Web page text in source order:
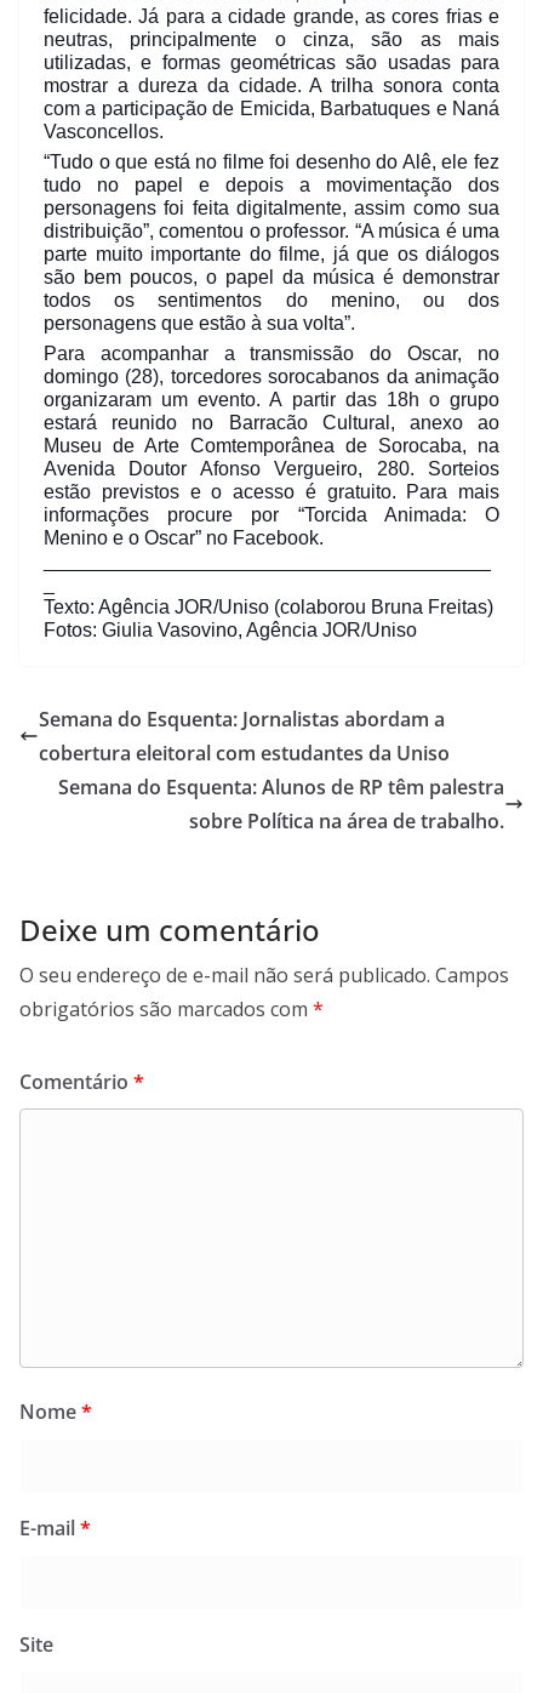
felicidade. Já para a cidade grande, as cores frias e
neutras, principalmente o cinza, são as mais
utilizadas, e formas geométricas são usadas para
mostrar a dureza da cidade. A trilha sonora conta
com a participação de Emicida, Barbatuques e Naná
Vasconcellos.
“Tudo o que está no filme foi desenho do Alê, ele fez
tudo no papel e depois a movimentação dos
personagens foi feita digitalmente, assim como sua
distribuição”, comentou o professor. “A música é uma
parte muito importante do filme, já que os diálogos
são bem poucos, o papel da música é demonstrar
todos os sentimentos do menino, ou dos
personagens que estão à sua volta”.
Para acompanhar a transmissão do Oscar, no
domingo (28), torcedores sorocabanos da animação
organizaram um evento. A partir das 18h o grupo
estará reunido no Barracão Cultural, anexo ao
Museu de Arte Comtemporânea de Sorocaba, na
Avenida Doutor Afonso Vergueiro, 280. Sorteios
estão previstos e o acesso é gratuito. Para mais
informações procure por “Torcida Animada: O
Menino e o Oscar” no Facebook.
Texto: Agência JOR/Uniso (colaborou Bruna Freitas)
Fotos: Giulia Vasovino, Agência JOR/Uniso
Semana do Esquenta: Jornalistas abordam a
cobertura eleitoral com estudantes da Uniso
Semana do Esquenta: Alunos de RP têm palestra
sobre Política na área de trabalho.
Deixe um comentário
O seu endereço de e-mail não será publicado. Campos
obrigatórios são marcados com *
Comentário *
Nome*
E-mail*
Site